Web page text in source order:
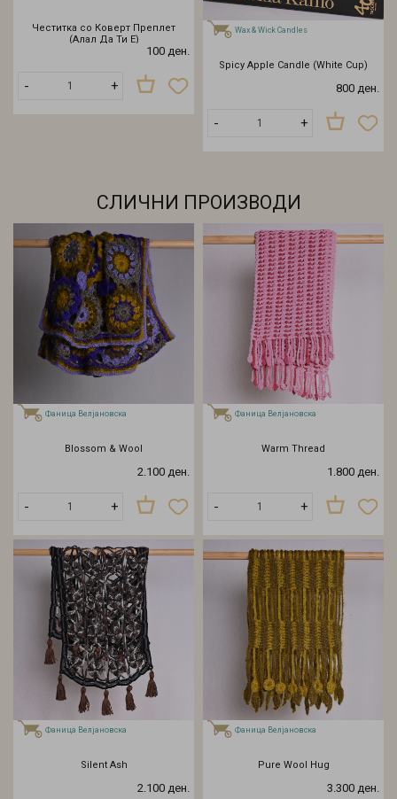
Честитка со Коверт Преплет
(Алал Да Ти Е)
100 ден.
- +
Wax & Wick Candles
Spicy Apple Candle (White Cup)
800 ден.
- +
СЛИЧНИ ПРОИЗВОДИ
Фаница Велјановска
Blossom & Wool
2.100 ден.
- +
Фаница Велјановска
Warm Thread
1.800 ден.
- +
Фаница Велјановска
Silent Ash
2.100 ден.
Фаница Велјановска
Pure Wool Hug
3.300 ден.